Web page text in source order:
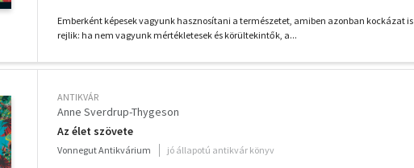
Emberként képesek vagyunk hasznosítani a természetet, amiben azonban kockázat is
rejlik: ha nem vagyunk mértékletesek és körültekintők, a...
ANTIKVÁR
Anne Sverdrup-Thygeson
Az élet szövete
Vonnegut Antikvárium jó állapotú antikvár könyv